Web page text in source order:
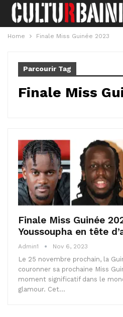
Home Finale Miss Guinée 2023
Parcourir Tag
Finale Miss
Finale Miss Guinée
Youssoupha en tête
Admin1 Nov 6, 2023
Le 25 novembre prochain, la
couronner sa prochaine Miss
moment significatif dans le
glamour. Cet…